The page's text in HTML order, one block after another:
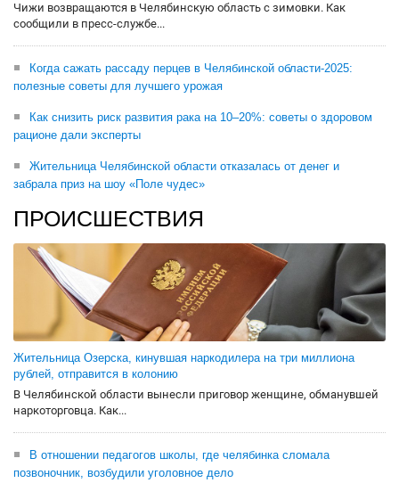
Чижи возвращаются в Челябинскую область с зимовки. Как
сообщили в пресс-службе...
Когда сажать рассаду перцев в Челябинской области-2025:
полезные советы для лучшего урожая
Как снизить риск развития рака на 10–20%: советы о здоровом
рационе дали эксперты
Жительница Челябинской области отказалась от денег и
забрала приз на шоу «Поле чудес»
ПРОИСШЕСТВИЯ
Жительница Озерска, кинувшая наркодилера на три миллиона
рублей, отправится в колонию
В Челябинской области вынесли приговор женщине, обманувшей
наркоторговца. Как...
В отношении педагогов школы, где челябинка сломала
позвоночник, возбудили уголовное дело